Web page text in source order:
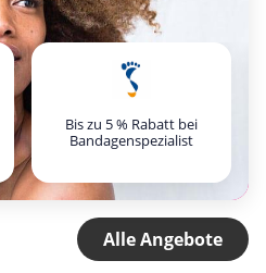
Bis zu 5 % Rabatt bei
Bandagenspezialist
Alle Angebote